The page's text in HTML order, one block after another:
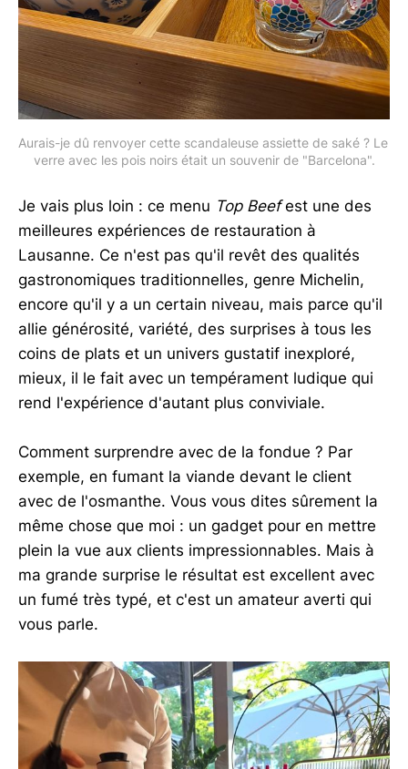
Aurais-je dû renvoyer cette scandaleuse assiette de saké ? Le
verre avec les pois noirs était un souvenir de "Barcelona".
Je vais plus loin : ce menu Top Beefest une des
meilleures expériences de restauration à
Lausanne. Ce n'est pas qu'il revêt des qualités
gastronomiques traditionnelles, genre Michelin,
encore qu'il y a un certain niveau, mais parce qu'il
allie générosité, variété, des surprises à tous les
coins de plats et un univers gustatif inexploré,
mieux, il le fait avec un tempérament ludique qui
rend l'expérience d'autant plus conviviale.
Comment surprendre avec de la fondue ? Par
exemple, en fumant la viande devant le client
avec de l'osmanthe. Vous vous dites sûrement la
même chose que moi : un gadget pour en mettre
plein la vue aux clients impressionnables. Mais à
ma grande surprise le résultat est excellent avec
un fumé très typé, et c'est un amateur averti qui
vous parle.